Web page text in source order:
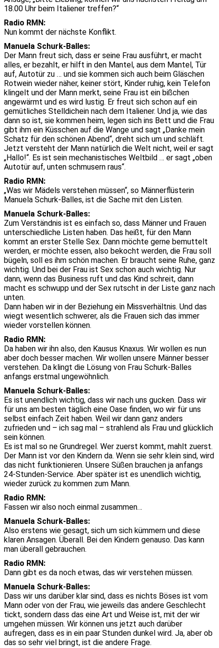
18.00 Uhr beim Italiener treffen?“
Radio RMN:
Nun kommt der nächste Konflikt.
Manuela Schurk-Balles:
Der Mann freut sich, dass er seine Frau ausführt, er macht
alles, er bezahlt, er hilft in den Mantel, aus dem Mantel, Tür
auf, Autotür zu … und sie kommen sich auch beim Gläschen
Rotwein wieder näher, keiner stört, Kinder ruhig, kein Telefon
klingelt und der Mann merkt, seine Frau ist ein bißchen
angewärmt und es wird lustig. Er freut sich schon auf ein
gemütliches Stelldichein nach dem Italiener. Und ja, wie das
dann so ist, sie kommen heim, legen sich ins Bett und die Frau
gibt ihm ein Küsschen auf die Wange und sagt „Danke mein
Schatz für den schönen Abend“, dreht sich um und schläft.
Jetzt versteht der Mann natürlich die Welt nicht, weil er sagt
„Hallo!“. Es ist sein mechanistisches Weltbild … er sagt „oben
Autotür auf, unten schmusern raus“.
Radio RMN:
„Was wir Mädels verstehen müssen“, so Männerflüsterin
Manuela Schurk-Balles, ist die Sache mit den Listen.
Manuela Schurk-Balles:
Zum Verständnis ist es einfach so, dass Männer und Frauen
unterschiedliche Listen haben. Das heißt, für den Mann
kommt an erster Stelle Sex. Dann möchte gerne bemuttelt
werden, er möchte essen, also bekocht werden, die Frau soll
bügeln, soll es ihm schön machen. Er braucht seine Ruhe, ganz
wichtig. Und bei der Frau ist Sex schon auch wichtig. Nur
dann, wenn das Business ruft und das Kind schreit, dann
macht es schwupp und der Sex rutscht in der Liste ganz nach
unten.
Dann haben wir in der Beziehung ein Missverhältnis. Und das
wiegt wesentlich schwerer, als die Frauen sich das immer
wieder vorstellen können.
Radio RMN:
Da haben wir ihn also, den Kausus Knaxus. Wir wollen es nun
aber doch besser machen. Wir wollen unsere Männer besser
verstehen. Da klingt die Lösung von Frau Schurk-Balles
anfangs erstmal ungewöhnlich.
Manuela Schurk-Balles:
Es ist unendlich wichtig, dass wir nach uns gucken. Dass wir
für uns am besten täglich eine Oase finden, wo wir für uns
selbst einfach Zeit haben. Weil wir dann ganz anders
zufrieden und – ich sag mal – strahlend als Frau und glücklich
sein können.
Es ist mal so ne Grundregel. Wer zuerst kommt, mahlt zuerst.
Der Mann ist vor den Kindern da. Wenn sie sehr klein sind, wird
das nicht funktionieren. Unsere Süßen brauchen ja anfangs
24-Stunden-Service. Aber später ist es unendlich wichtig,
wieder zurück zu kommen zum Mann.
Radio RMN:
Fassen wir also noch einmal zusammen…
Manuela Schurk-Balles:
Also erstens wie gesagt, sich um sich kümmern und diese
klaren Ansagen. Überall. Bei den Kindern genauso. Das kann
man überall gebrauchen.
Radio RMN:
Dann gibt es da noch etwas, das wir verstehen müssen.
Manuela Schurk-Balles:
Dass wir uns darüber klar sind, dass es nichts Böses ist vom
Mann oder von der Frau, wie jeweils das andere Geschlecht
tickt, sondern dass das eine Art und Weise ist, mit der wir
umgehen müssen. Wir können uns jetzt auch darüber
aufregen, dass es in ein paar Stunden dunkel wird. Ja, aber ob
das so sehr viel bringt, ist die andere Frage.